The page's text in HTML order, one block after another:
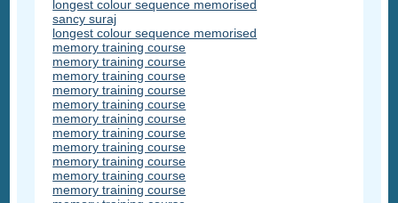
longest colour sequence memorised
sancy suraj
longest colour sequence memorised
memory training course
memory training course
memory training course
memory training course
memory training course
memory training course
memory training course
memory training course
memory training course
memory training course
memory training course